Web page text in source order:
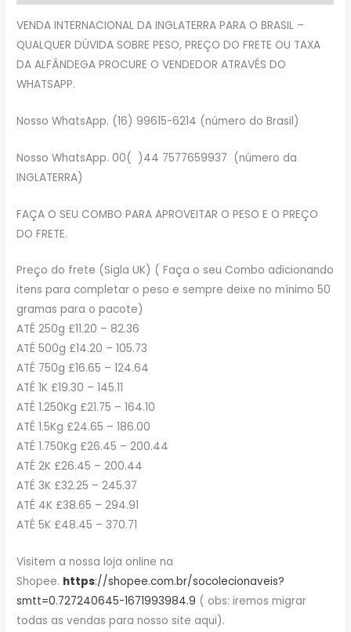
VENDA INTERNACIONAL DA INGLATERRA PARA O BRASIL –
QUALQUER DÚVIDA SOBRE PESO, PREÇO DO FRETE OU TAXA
DA ALFÂNDEGA PROCURE O VENDEDOR ATRAVÉS DO
WHATSAPP.
Nosso WhatsApp. (16) 99615-6214 (número do Brasil)
Nosso WhatsApp. 00( )44 7577659937 (número da
INGLATERRA)
FAÇA O SEU COMBO PARA APROVEITAR O PESO E O PREÇO
DO FRETE.
Preço do frete (Sigla UK) ( Faça o seu Combo adicionando
itens para completar o peso e sempre deixe no mínimo 50
gramas para o pacote)
ATÉ 250g £11.20 – 82.36
ATÉ 500g £14.20 – 105.73
ATÉ 750g £16.65 – 124.64
ATÉ 1K £19.30 – 145.11
ATÉ 1.250Kg £21.75 – 164.10
ATÉ 1.5Kg £24.65 – 186.00
ATÉ 1.750Kg £26.45 – 200.44
ATÉ 2K £26.45 – 200.44
ATÉ 3K £32.25 – 245.37
ATÉ 4K £38.65 – 294.91
ATÉ 5K £48.45 – 370.71
Visitem a nossa loja online na
Shopee. https://shopee.com.br/socolecionaveis?
smtt=0.727240645-1671993984.9 ( obs: iremos migrar
todas as vendas para nosso site aqui).